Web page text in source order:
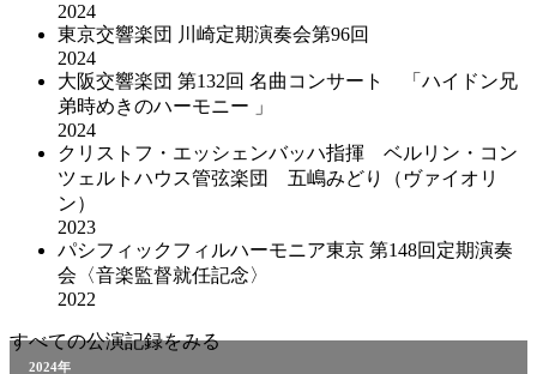
2024
東京交響楽団 川崎定期演奏会第96回
2024
大阪交響楽団 第132回 名曲コンサート 「ハイドン兄
弟時めきのハーモニー 」
2024
クリストフ・エッシェンバッハ指揮 ベルリン・コン
ツェルトハウス管弦楽団 五嶋みどり（ヴァイオリ
ン）
2023
パシフィックフィルハーモニア東京 第148回定期演奏
会〈音楽監督就任記念〉
2022
すべての公演記録をみる
2024年